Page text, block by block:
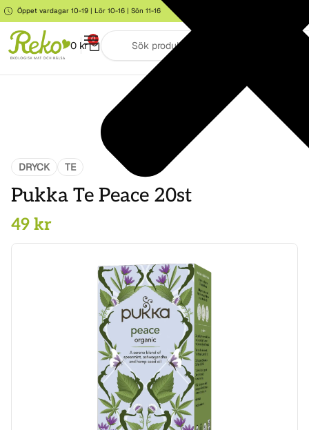
Öppet vardagar 10-19 | Lör 10-16 | Sön 11-16
0 kr
0
DRYCK TE
Pukka Te Peace 20st
49 kr